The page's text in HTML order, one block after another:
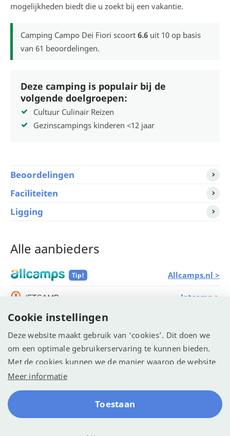
mogelijkheden biedt die u zoekt bij een vakantie.
Camping Campo Dei Fiori scoort 6.6 uit 10 op basis
van 61 beoordelingen.
Deze camping is populair bij de
volgende doelgroepen:
Cultuur Culinair Reizen
Gezinscampings kinderen <12 jaar
Beoordelingen
Faciliteiten
Ligging
Alle aanbieders
Tip! Allcamps.nl >
Jetcamp >
Vacanceselect >
ANWB Camping >
© Recreatie Media 2026
Cookie-instellingen
Algemene voorwaarden Contact
Reserveren
Cookie instellingen
Deze website maakt gebruik van ‘cookies’. Dit doen we
om een optimale gebruikerservaring te kunnen bieden.
Met de cookies kunnen we de manier waarop de website
wordt gebruikt vastleggen en analyseren. We willen
hiermee de website optimaliseren voor een betere
ervaring.
Meer informatie
Toestaan